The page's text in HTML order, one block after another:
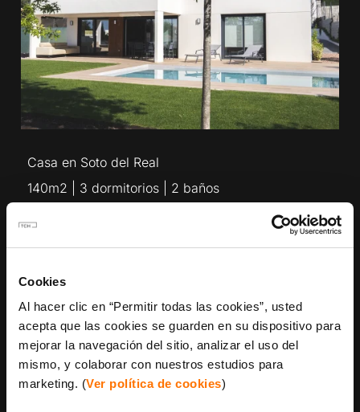
Cookies
Al hacer clic en “Permitir todas las cookies”, usted
acepta que las cookies se guarden en su dispositivo para
mejorar la navegación del sitio, analizar el uso del
mismo, y colaborar con nuestros estudios para
marketing. (Ver política de cookies)
Casa en Soto del Real
140m2 | 3 dormitorios | 2 baños
Ver proyecto